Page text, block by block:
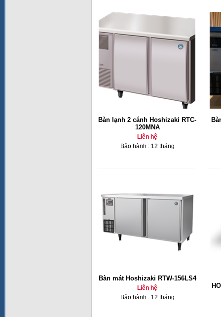
Bàn lạnh 2 cánh Hoshizaki RTC-
120MNA
Liên hệ
Bảo hành : 12 tháng
Bàn mát Hoshizaki RTW-156LS4
Liên hệ
Bảo hành : 12 tháng